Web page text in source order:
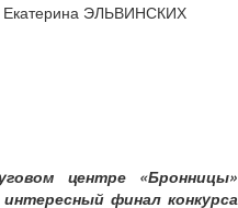
Екатерина ЭЛЬВИНСКИХ
центре «Бронницы»
финал конкурса